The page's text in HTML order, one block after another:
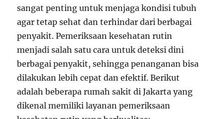
sangat penting untuk menjaga kondisi tubuh
agar tetap sehat dan terhindar dari berbagai
penyakit. Pemeriksaan kesehatan rutin
menjadi salah satu cara untuk deteksi dini
berbagai penyakit, sehingga penanganan bisa
dilakukan lebih cepat dan efektif. Berikut
adalah beberapa rumah sakit di Jakarta yang
dikenal memiliki layanan pemeriksaan